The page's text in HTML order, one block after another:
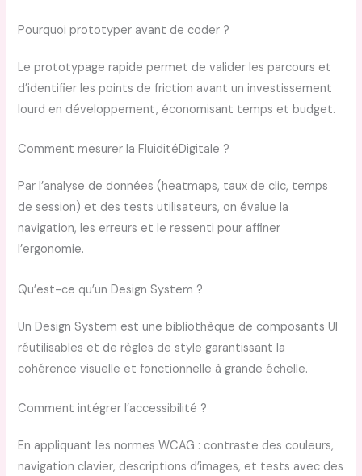
Pourquoi prototyper avant de coder ?
Le prototypage rapide permet de valider les parcours et
d’identifier les points de friction avant un investissement
lourd en développement, économisant temps et budget.
Comment mesurer la FluiditéDigitale ?
Par l’analyse de données (heatmaps, taux de clic, temps
de session) et des tests utilisateurs, on évalue la
navigation, les erreurs et le ressenti pour affiner
l’ergonomie.
Qu’est-ce qu’un Design System ?
Un Design System est une bibliothèque de composants UI
réutilisables et de règles de style garantissant la
cohérence visuelle et fonctionnelle à grande échelle.
Comment intégrer l’accessibilité ?
En appliquant les normes WCAG : contraste des couleurs,
navigation clavier, descriptions d’images, et tests avec des